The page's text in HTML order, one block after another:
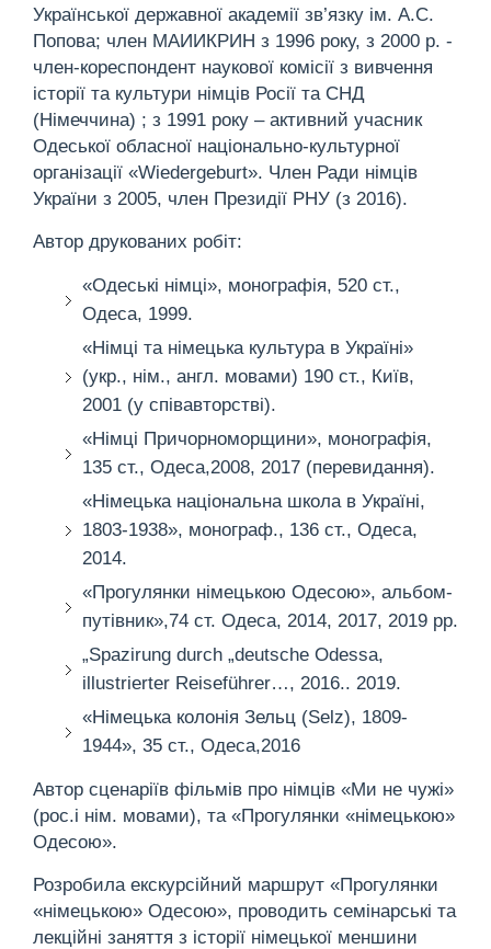
Української державної академії зв’язку ім. А.С.
Попова; член МАИИКРИН з 1996 року, з 2000 р. -
член-кореспондент наукової комісії з вивчення
історії та культури німців Росії та СНД
(Німеччина) ; з 1991 року – активний учасник
Одеської обласної національно-культурної
організації «Wiedergeburt». Член Ради німців
України з 2005, член Президії РНУ (з 2016).
Автор друкованих робіт:
«Одеські німці», монографія, 520 ст.,
Одеса, 1999.
«Німці та німецька культура в Україні»
(укр., нім., англ. мовами) 190 ст., Київ,
2001 (у співавторстві).
«Німці Причорноморщини», монографія,
135 ст., Одеса,2008, 2017 (перевидання).
«Німецька національна школа в Україні,
1803-1938», монограф., 136 ст., Одеса,
2014.
«Прогулянки німецькою Одесою», альбом-
путівник»,74 ст. Одеса, 2014, 2017, 2019 рр.
„Spazirung durch „deutsche Odessa,
illustrierter Reiseführer…, 2016.. 2019.
«Німецька колонія Зельц (Selz), 1809-
1944», 35 ст., Одеса,2016
Автор сценаріїв фільмів про німців «Ми не чужі»
(рос.і нім. мовами), та «Прогулянки «німецькою»
Одесою».
Розробила екскурсійний маршрут «Прогулянки
«німецькою» Одесою», проводить семінарські та
лекційні заняття з історії німецької меншини